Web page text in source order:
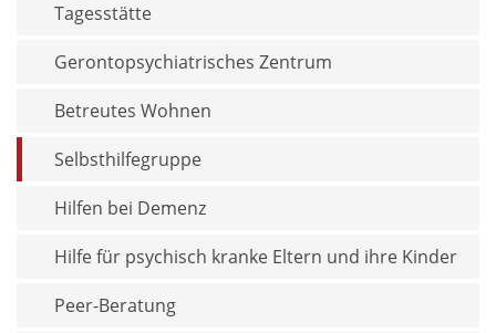
Tagesstätte
Gerontopsychiatrisches Zentrum
Betreutes Wohnen
Selbsthilfegruppe
Hilfen bei Demenz
Hilfe für psychisch kranke Eltern und ihre Kinder
Peer-Beratung